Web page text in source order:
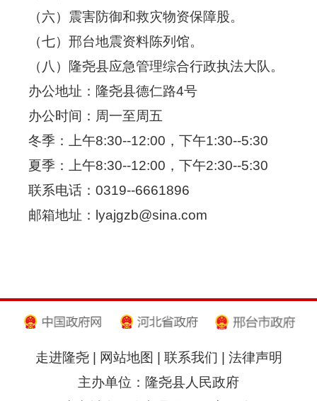
（六）震害防御和救灾物资保障股。
（七）邢台地震资料陈列馆。
（八）隆尧县应急管理综合行政执法大队。
办公地址：隆尧县德仁路4号
办公时间：周一至周五
冬季：上午8:30--12:00 ，下午1:30--5:30
夏季：上午8:30--12:00 ，下午2:30--5:30
联系电话： 0319--6661896
邮箱地址： lyajgzb@sina.com
走进隆尧| 网站地图 | 联系我们 | 法律声明
主办单位：隆尧县人民政府